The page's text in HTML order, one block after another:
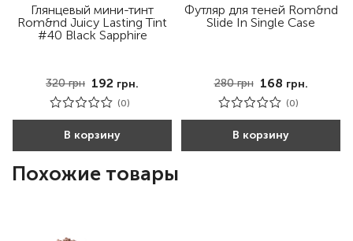
Глянцевый мини-тинт
Rom&nd Juicy Lasting Tint
#40 Black Sapphire
320грн 192 грн.
(0)
В корзину
Футляр для теней Rom&nd
Slide In Single Case
280грн 168 грн.
(0)
В корзину
Похожие товары